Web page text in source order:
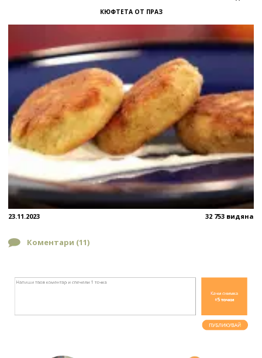
КЮФТЕТА ОТ ПРАЗ
23.11.2023 32 753 видяна
Коментари (11)